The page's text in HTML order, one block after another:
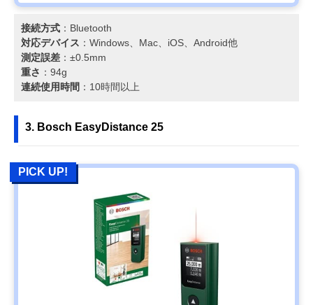
接続方式 ：Bluetooth
対応デバイス ：Windows、Mac、iOS、Android他
測定誤差 ：±0.5mm
重さ ：94g
連続使用時間 ：10時間以上
3. Bosch EasyDistance 25
PICK UP!